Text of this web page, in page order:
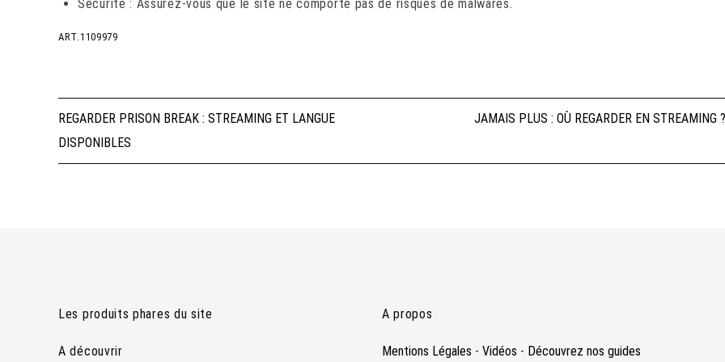
Sécurité : Assurez-vous que le site ne comporte pas de risques de malwares.
ART.1109979
Navigation
de
REGARDER PRISON BREAK : STREAMING ET LANGUE
DISPONIBLES
JAMAIS PLUS : OÙ REGARDER EN STREAMING ?
Les produits phares du site
A découvrir
A propos
Mentions Légales - Vidéos - Découvrez nos guides